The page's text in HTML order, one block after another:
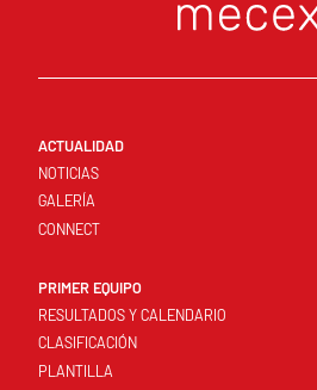
ACTUALIDAD
NOTICIAS
GALERÍA
CONNECT
PRIMER EQUIPO
RESULTADOS Y CALENDARIO
CLASIFICACIÓN
PLANTILLA